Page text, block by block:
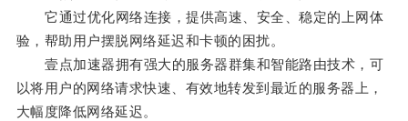
它通过优化网络连接，提供高速、安全、稳定的上网体
验，帮助用户摆脱网络延迟和卡顿的困扰。
壹点加速器拥有强大的服务器群集和智能路由技术，可
以将用户的网络请求快速、有效地转发到最近的服务器上，
大幅度降低网络延迟。